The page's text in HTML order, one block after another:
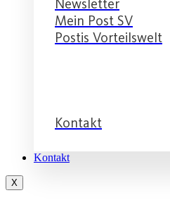
Newsletter
Mein Post SV
Postis Vorteilswelt
Kontakt
Kontakt
X